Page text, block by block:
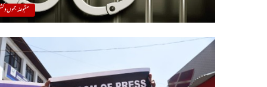
مقبوضہ جموں و